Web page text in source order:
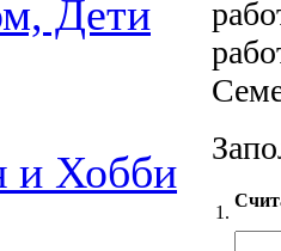
Дети
и Хобби
1.